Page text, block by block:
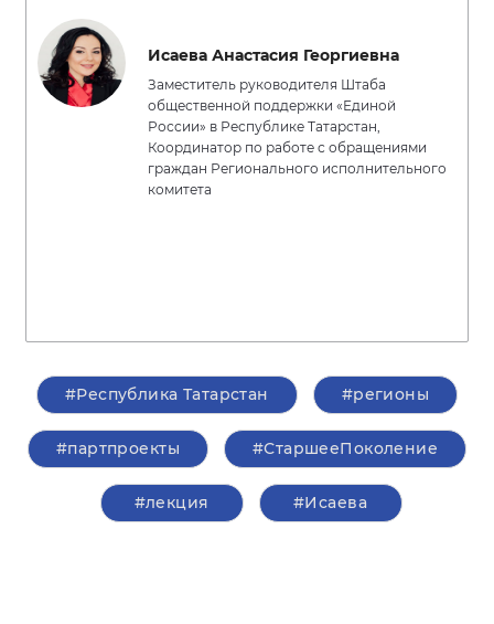
Исаева Анастасия Георгиевна
Заместитель руководителя Штаба
общественной поддержки «Единой
России» в Республике Татарстан,
Координатор по работе с обращениями
граждан Регионального исполнительного
комитета
#Республика Татарстан #регионы
#партпроекты #СтаршееПоколение
#лекция #Исаева